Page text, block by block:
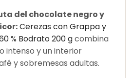
del chocolate negro y
Cerezas con Grappa y
% Bodrato 200 gcombina
intenso y un interior
y sobremesas adultas.